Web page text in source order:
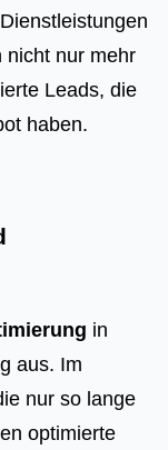
nicht nur mehr
Leads, die
haben.
in
aus. Im
nur so lange
optimierte